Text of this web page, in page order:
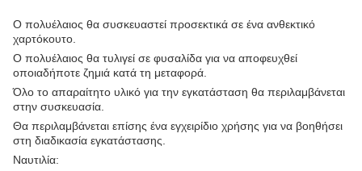
Ο πολυέλαιος θα συσκευαστεί προσεκτικά σε ένα ανθεκτικό
χαρτόκουτο.
Ο πολυέλαιος θα τυλιγεί σε φυσαλίδα για να αποφευχθεί
οποιαδήποτε ζημιά κατά τη μεταφορά.
Όλο το απαραίτητο υλικό για την εγκατάσταση θα περιλαμβάνεται
στην συσκευασία.
Θα περιλαμβάνεται επίσης ένα εγχειρίδιο χρήσης για να βοηθήσει
στη διαδικασία εγκατάστασης.
Ναυτιλία: